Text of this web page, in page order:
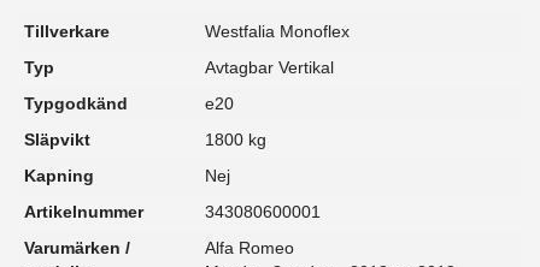
Tillverkare
Westfalia Monoflex
Typ
Avtagbar Vertikal
Typgodkänd
e20
Släpvikt
1800 kg
Kapning
Nej
Artikelnummer
343080600001
Varumärken /
Alfa Romeo